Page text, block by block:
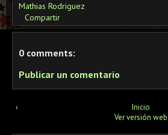
Mathias Rodriguez
Compartir
0 comments:
Publicar un comentario
‹
Inicio
Ver versión web